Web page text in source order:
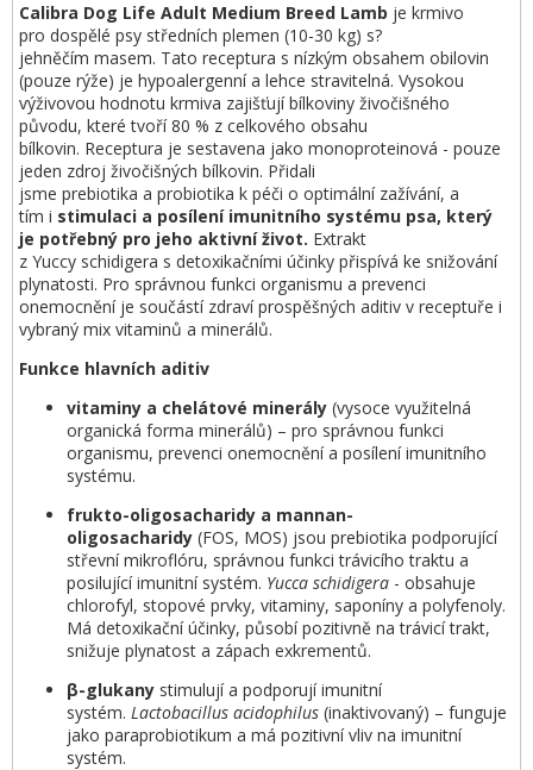
Calibra Dog Life Adult Medium Breed Lamb je krmivo
pro dospělé psy středních plemen (10-30 kg) s?
jehněčím masem. Tato receptura s nízkým obsahem obilovin
(pouze rýže) je hypoalergenní a lehce stravitelná. Vysokou
výživovou hodnotu krmiva zajišťují bílkoviny živočišného
původu, které tvoří 80 % z celkového obsahu
bílkovin. Receptura je sestavena jako monoproteinová - pouze
jeden zdroj živočišných bílkovin. Přidali
jsme prebiotika a probiotika k péči o optimální zažívání, a
tím i stimulaci a posíleníimunitního systému psa, který
je potřebný pro jeho aktivní život. Extrakt
z Yuccy schidigera s detoxikačními účinky přispívá ke snižování
plynatosti. Pro správnou funkci organismu a prevenci
onemocnění je součástí zdraví prospěšných aditiv v receptuře i
vybraný mix vitaminů a minerálů.
Funkce hlavních aditiv
vitaminy a chelátové minerály (vysoce využitelná
organická forma minerálů) – pro správnou funkci
organismu, prevenci onemocnění a posílení imunitního
systému.
frukto-oligosacharidy a mannan-
oligosacharidy (FOS, MOS) jsou prebiotika podporující
střevní mikroflóru, správnou funkci trávicího traktu a
posilující imunitní systém. Yucca schidigera - obsahuje
chlorofyl, stopové prvky, vitaminy, saponíny a polyfenoly.
Má detoxikační účinky, působí pozitivně na trávicí trakt,
snižuje plynatost a zápach exkrementů.
β-glukany stimulují a podporují imunitní
systém. Lactobacillus acidophilus (inaktivovaný) – funguje
jako paraprobiotikum a má pozitivní vliv na imunitní
systém.